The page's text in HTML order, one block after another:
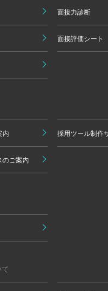
面接力診断
面接評価シート
内 採用ツール制作
のご案内